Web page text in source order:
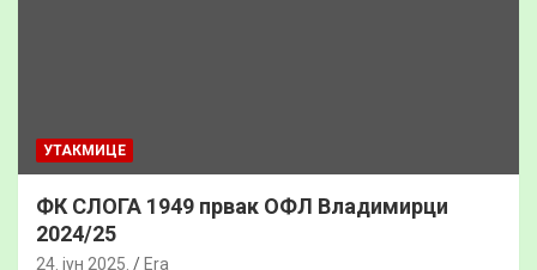
УТАКМИЦЕ
ФК СЛОГА 1949 првак ОФЛ Владимирци
2024/25
24. јун 2025. Era